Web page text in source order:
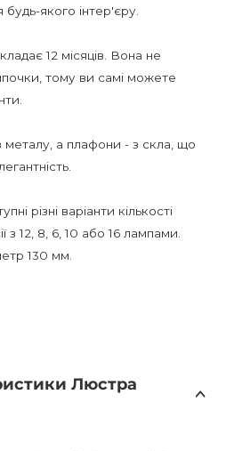
якого інтер'єру.
12 місяців. Вона не
тому ви самі можете
металу, а плафони - з скла, що
різні варіанти кількості
з 12, 8, 6, 10 або 16 лампами.
130 мм.
в інтер'єри різних кімнат.
версії з LED у наших
Люстра